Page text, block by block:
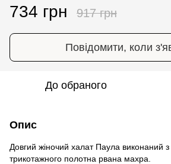
734 грн 917 грн
Повідомити, коли
До обраного
Опис
Довгий жіночий халат Паула виконаний з
трикотажного полотна рвана махра.